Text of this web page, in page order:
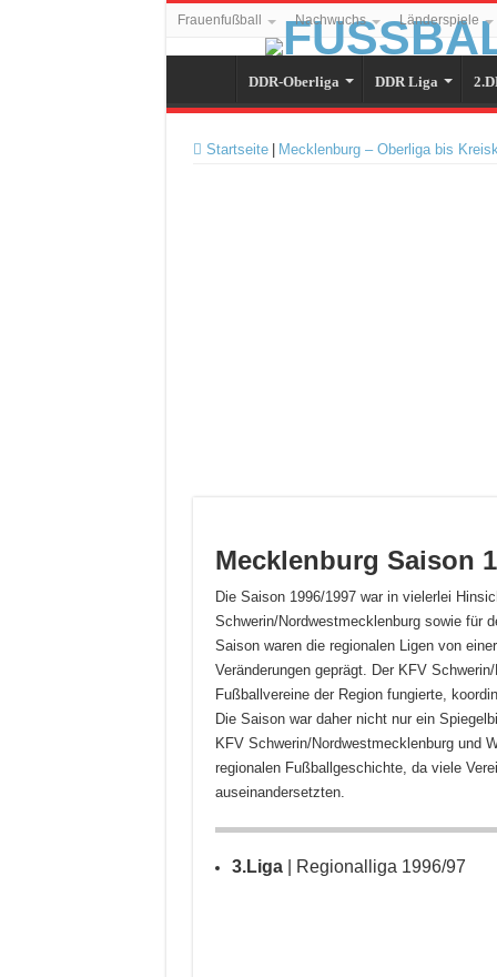
Frauenfußball Nachwuchs Länderspiele
DDR-Oberliga DDR Liga
Startseite Mecklenburg – Oberliga bis
Mecklenburg Saison
Die Saison 1996/1997 war in vielerlei
Schwerin/Nordwestmecklenburg sowie für
Saison waren die regionalen Ligen von
Veränderungen geprägt. Der KFV
Fußballvereine der Region fungierte,
Die Saison war daher nicht nur ein
KFV Schwerin/Nordwestmecklenburg und
regionalen Fußballgeschichte, da viele
auseinandersetzten.
3.Liga| Regionalliga 1996/97